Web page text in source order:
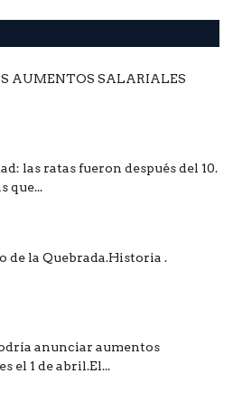
AUMENTOS SALARIALES
las ratas fueron después del 10.
que...
de la Quebrada.Historia .
anunciar aumentos
el 1 de abril.El...